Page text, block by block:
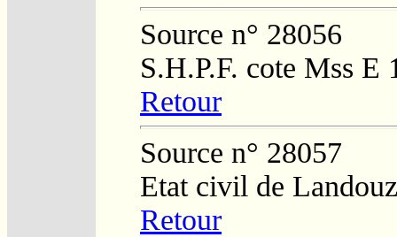
Source n° 28056
S.H.P.F. cote Mss E
Retour
Source n° 28057
Etat civil de
Retour